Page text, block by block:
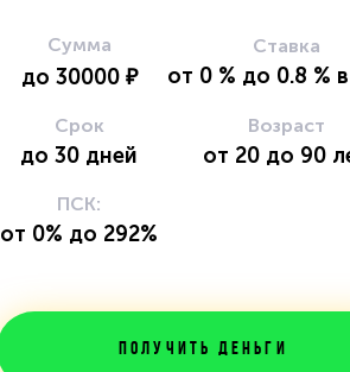
Сумма
до 30000 ₽
Ставка
от 0 % до 0.8 %
Срок
до 30 дней
Возраст
от 20 до 90
ПСК:
от 0% до 292%
Получить деньги